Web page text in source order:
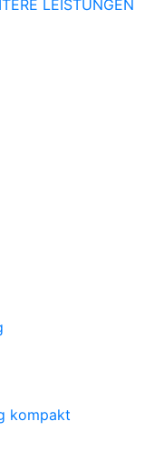
LEISTUNGEN
kompakt